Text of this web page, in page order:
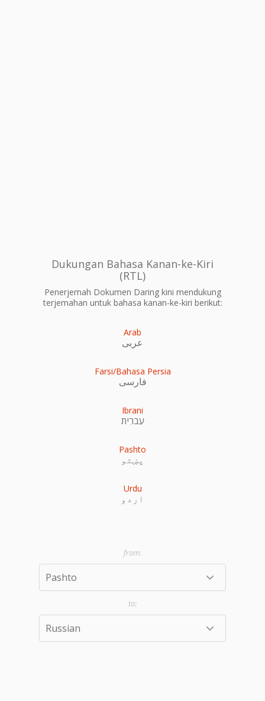
Dukungan Bahasa Kanan-ke-Kiri
(RTL)
Penerjemah Dokumen Daring kini mendukung
terjemahan untuk bahasa kanan-ke-kiri berikut:
Arab
عربى
Farsi/Bahasa Persia
فارسی
Ibrani
עִברִית
Pashto
پښتو
Urdu
اردو